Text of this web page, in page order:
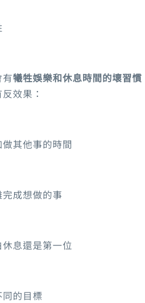
犧牲娛樂和休息時間的壞習慣
效果：
其他事的時間
成想做的事
息還是第一位
的目標